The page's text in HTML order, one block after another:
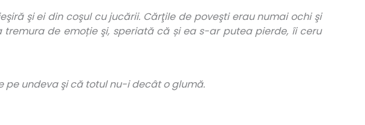
şi ei din coşul cu jucării. Cărţile de poveşti erau numai ochi şi
de emoție şi, speriată că și ea s-ar putea pierde, îi ceru
pe undeva şi că totul nu-i decât o glumă.